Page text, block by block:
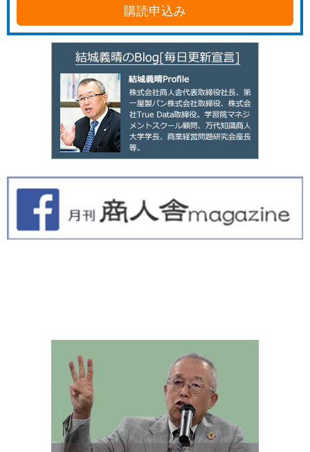
購読申込み